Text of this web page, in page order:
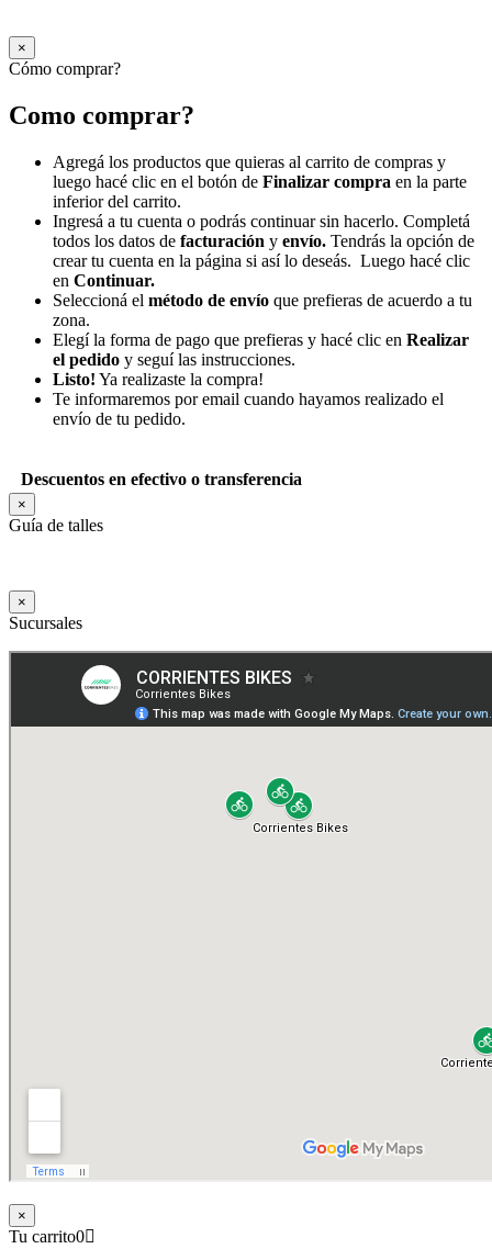
×
Cómo comprar?
Como comprar?
Agregá los productos que quieras al carrito de compras y
luego hacé clic en el botón de Finalizar compra en la parte
inferior del carrito.
Ingresá a tu cuenta o podrás continuar sin hacerlo. Completá
todos los datos de facturación y envío. Tendrás la opción de
crear tu cuenta en la página si así lo deseás. Luego hacé clic
en Continuar.
Seleccioná el método de envío que prefieras de acuerdo a tu
zona.
Elegí la forma de pago que prefieras y hacé clic en Realizar
el pedido y seguí las instrucciones.
Listo! Ya realizaste la compra!
Te informaremos por email cuando hayamos realizado el
envío de tu pedido.
Descuentos en efectivo o transferencia
×
Guía de talles
×
Sucursales
×
Tu carrito0